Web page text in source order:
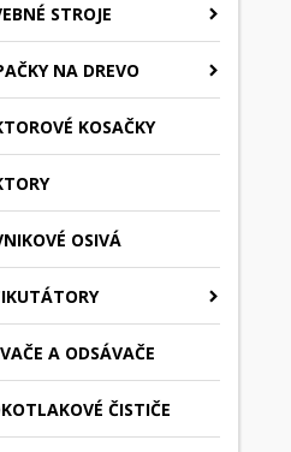
STROJE
NA DREVO
KOSAČKY
OSIVÁ
A ODSÁVAČE
ČISTIČE